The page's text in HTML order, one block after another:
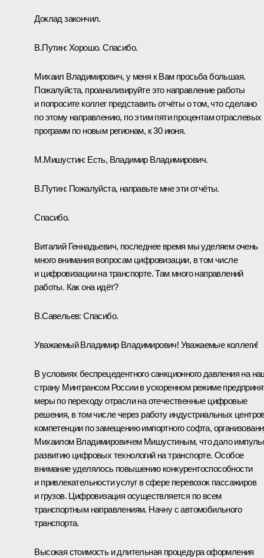
Доклад закончил.
В.Путин: Хорошо. Спасибо.
Михаил Владимирович, у меня к Вам просьба большая.
Пожалуйста, проанализируйте это направление работы
и попросите коллег представить отчёты о том, что сделано
по этому направлению, по этим пяти процентам отраслевых
программ по новым регионам, к 30 июня.
М.Мишустин: Есть, Владимир Владимирович.
В.Путин: Пожалуйста, направьте мне эти отчёты.
Спасибо.
Виталий Геннадьевич, последнее время мы уделяем очень
много внимания вопросам цифровизации, в том числе
и цифровизации на транспорте. Там много направлений
работы. Как она идёт?
В.Савельев: Спасибо.
Уважаемый Владимир Владимирович! Уважаемые коллеги!
В условиях беспрецедентного санкционного давления на
страну Минтрансом России в ускоренном режиме
меры по переходу отрасли на отечественные цифровые
решения, в том числе через работу индустриальных
компетенции по замещению импортного софта,
Михаилом Владимировичем Мишустиным, что дало
развитию цифровых технологий на транспорте. Особое
внимание уделялось повышению конкурентоспособности
и привлекательности услуг в сфере перевозок пассажиров
и грузов. Цифровизация осуществляется по всем
транспортным направлениям. Начну с автомобильного
транспорта.
Высокая стоимость и длительная процедура оформления